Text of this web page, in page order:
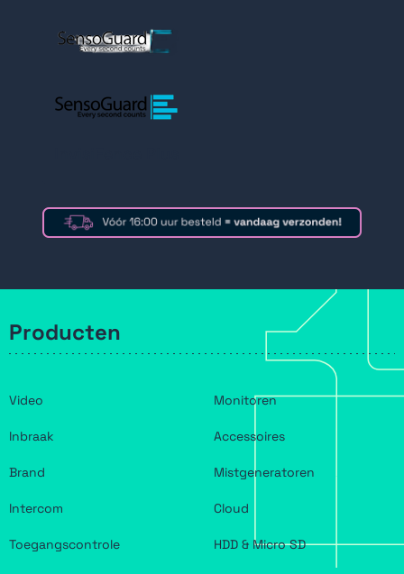
Producten
Video
Inbraak
Brand
Intercom
Toegangscontrole
Monitoren
Accessoires
Mistgeneratoren
Cloud
HDD & Micro SD